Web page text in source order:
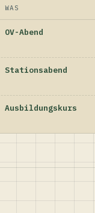
WAS
OV-Abend
Stationsabend
Ausbildungskurs